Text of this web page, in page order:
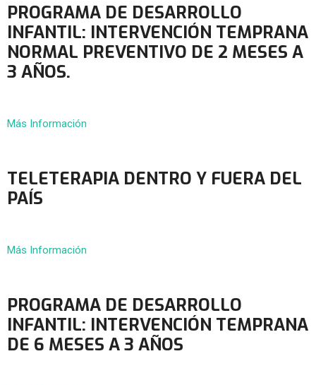
PROGRAMA DE DESARROLLO
INFANTIL: INTERVENCIÓN TEMPRANA
NORMAL PREVENTIVO DE 2 MESES A
3 AÑOS.
Más Información
TELETERAPIA DENTRO Y FUERA DEL
PAÍS
Más Información
PROGRAMA DE DESARROLLO
INFANTIL: INTERVENCIÓN TEMPRANA
DE 6 MESES A 3 AÑOS